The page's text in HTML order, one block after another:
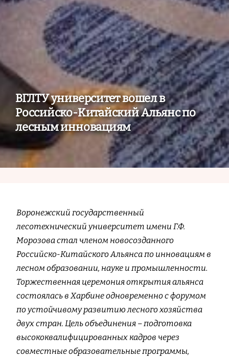
ВГЛТУ университет вошел в
Российско-Китайский Альянс по
лесным инновациям
Воронежский государственный
лесотехнический университет имени Г.Ф.
Морозова стал членом новосозданного
Российско-Китайского Альянса по инновациям в
лесном образовании, науке и промышленности.
Торжественная церемония открытия альянса
состоялась в Харбине одновременно с форумом
по устойчивому развитию лесного хозяйства
двух стран. Цель объединения – подготовка
высококвалифицированных кадров через
совместные образовательные программы,